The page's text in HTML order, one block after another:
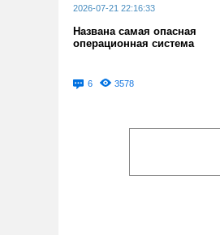
2026-07-21 22:16:33
Названа самая опасная
операционная система
6 3578